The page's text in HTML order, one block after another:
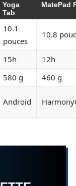
Yoga
Tab
MatePad
10.1
pouces
10.8
15h
12h
580 g 460 g
Android